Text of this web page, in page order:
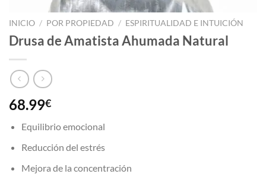
INICIO / POR PROPIEDAD / ESPIRITUALIDAD E INTUICIÓN
Drusa de Amatista Ahumada Natural
68.99€
Equilibrio emocional
Reducción del estrés
Mejora de la concentración